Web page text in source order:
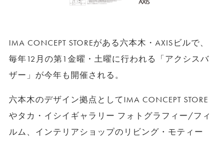
IMA CONCEPT STOREがある六本木・AXISビルで、
毎年12月の第1金曜・土曜に行われる「アクシスバ
ザー」が今年も開催される。
六本木のデザイン拠点としてIMA CONCEPT STORE
やタカ・イシイギャラリー フォトグラフィー/フィ
ルム、インテリアショップのリビング・モティー